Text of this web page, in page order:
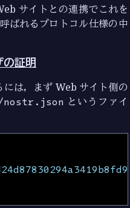
サイトとの連携でこれを
ばれるプロトコル仕様の中
の証明
は，まず Web サイト側の
nostr.json というファイ